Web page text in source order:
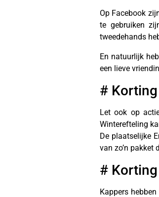
Op Facebook
te gebruiken
tweedehands
En natuurlijk
een lieve
#
Let ook op
Winterefteling
De plaatselijke
van zo’n pakket
#
Kappers